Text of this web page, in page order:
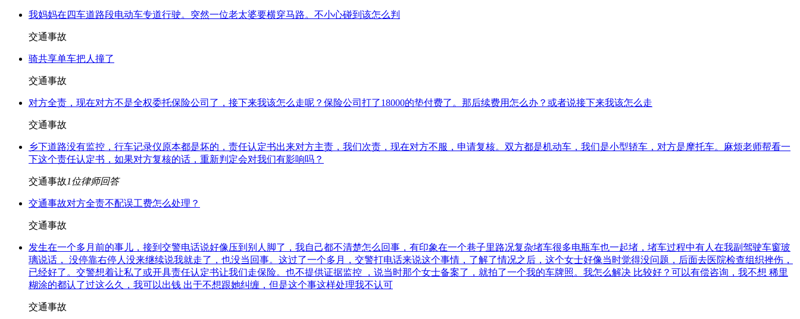
我妈妈在四车道路段电动车专道行驶。突然一位老太婆要横穿马路。不小心碰到该怎么判
交通事故
骑共享单车把人撞了
交通事故
对方全责，现在对方不是全权委托保险公司了，接下来我该怎么走呢？保险公司打了18000的垫付费了。那后续费用怎么办？或者说接下来我该怎么走
交通事故
乡下道路没有监控，行车记录仪原本都是坏的，责任认定书出来对方主责，我们次责，现在对方不服，申请复核。双方都是机动车，我们是小型轿车，对方是摩托车。麻烦老师帮看一
下这个责任认定书，如果对方复核的话，重新判定会对我们有影响吗？
交通事故1位律师回答
交通事故对方全责不配误工费怎么处理？
交通事故
发生在一个多月前的事儿，接到交警电话说好像压到别人脚了，我自己都不清楚怎么回事，有印象在一个巷子里路况复杂堵车很多电瓶车也一起堵，堵车过程中有人在我副驾驶车窗玻
璃说话， 没停靠右停人没来继续说我就走了，也没当回事。这过了一个多月，交警打电话来说这个事情，了解了情况之后，这个女士好像当时觉得没问题，后面去医院检查组织挫伤，
已经好了。交警想着让私了或开具责任认定书让我们走保险。也不提供证据监控 ，说当时那个女士备案了，就拍了一个我的车牌照。我怎么解决 比较好？可以有偿咨询，我不想 稀里
糊涂的都认了过这么久，我可以出钱 出于不想跟她纠缠，但是这个事这样处理我不认可
交通事故